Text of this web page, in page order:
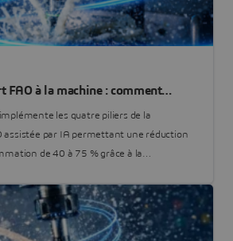
FAO à la machine : comment
transforme le savoir-faire avec
les quatre piliers de la
assistée par IA permettant une réduction
de 40 à 75 % grâce à la
l’optimisation des avances et vitesses.